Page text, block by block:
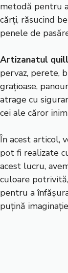
metodă pentru
cărți, răsucind
penele de
Artizanatul
pervaz, perete,
grațioase,
atrage cu
cei ale căror
În acest articol,
pot fi realizate
acest lucru,
culoare
pentru a
puțină